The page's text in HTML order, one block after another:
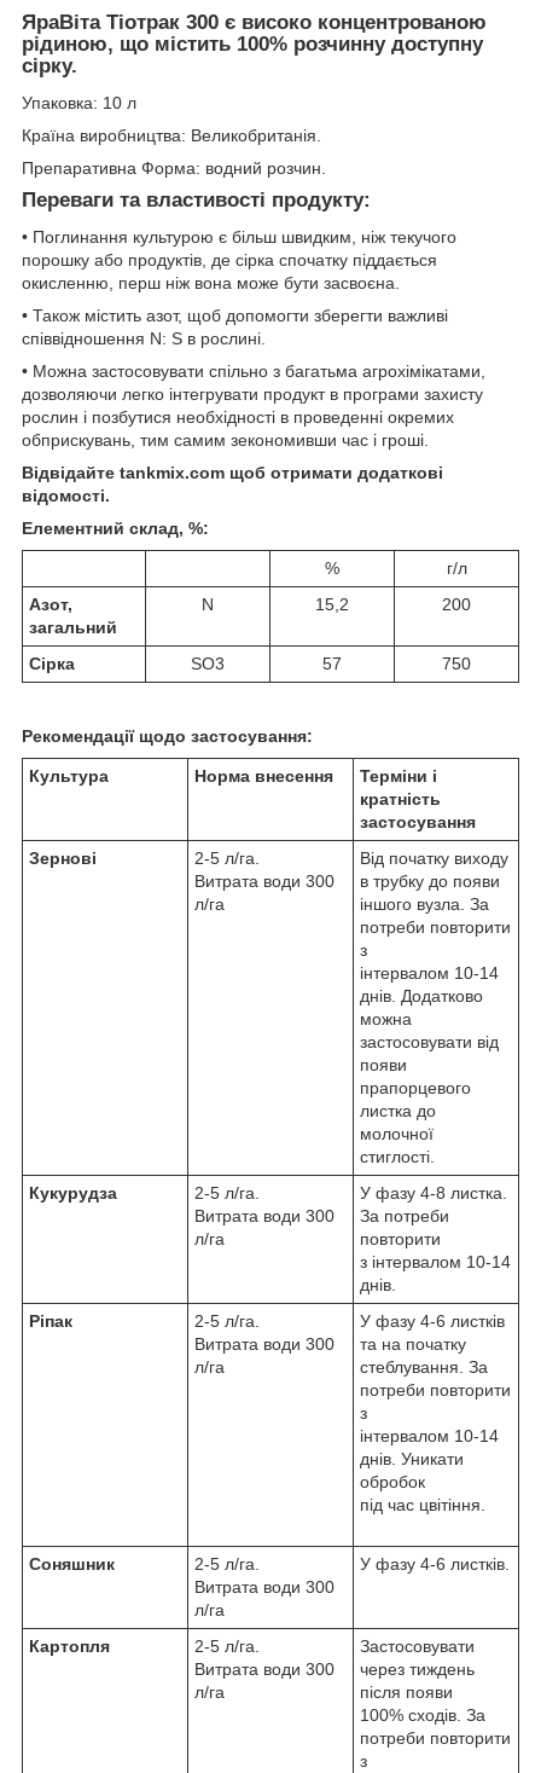
ЯраВіта Тіотрак 300 є високо концентрованою
рідиною, що містить 100% розчинну доступну
сірку.
Упаковка: 10 л
Країна виробництва: Великобританія.
Препаративна Форма: водний розчин.
Переваги та властивості продукту:
• Поглинання культурою є більш швидким, ніж текучого
порошку або продуктів, де сірка спочатку піддається
окисленню, перш ніж вона може бути засвоєна.
• Також містить азот, щоб допомогти зберегти важливі
співвідношення N: S в рослині.
• Можна застосовувати спільно з багатьма агрохімікатами,
дозволяючи легко інтегрувати продукт в програми захисту
рослин і позбутися необхідності в проведенні окремих
обприскувань, тим самим зекономивши час і гроші.
Відвідайте tankmix.com щоб отримати додаткові
відомості.
Елементний склад, %:
%
г/л
Азот,
загальний
N 15,2 200
Сірка SO3 57 750
Рекомендації щодо застосування:
Культура Норма внесення
Терміни і
кратність
застосування
Зернові
2-5 л/га.
Витрата води 300
л/га
Від початку виходу
в трубку до появи
іншого вузла. За
потреби повторити
з
інтервалом 10-14
днів. Додатково
можна
застосовувати від
появи
прапорцевого
листка до
молочної
стиглості.
Кукурудза
2-5 л/га.
Витрата води 300
л/га
У фазу 4-8 листка.
За потреби
повторити
з інтервалом 10-14
днів.
Ріпак
2-5 л/га.
Витрата води 300
л/га
У фазу 4-6 листків
та на початку
стеблування. За
потреби повторити
з
інтервалом 10-14
днів. Уникати
обробок
під час цвітіння.
Соняшник
2-5 л/га.
Витрата води 300
л/га
У фазу 4-6 листків.
Картопля
2-5 л/га.
Витрата води 300
л/га
Застосовувати
через тиждень
після появи
100% сходів. За
потреби повторити
з